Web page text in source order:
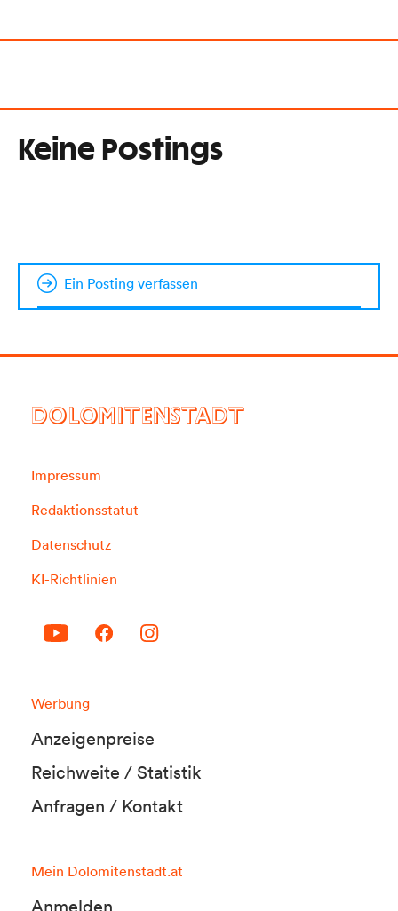
Keine Postings
Ein Posting verfassen
DOLOMITENSTADT
Impressum
Redaktionsstatut
Datenschutz
KI-Richtlinien
Werbung
Anzeigenpreise
Reichweite / Statistik
Anfragen / Kontakt
Mein Dolomitenstadt.at
Anmelden